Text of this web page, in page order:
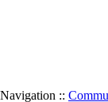
Navigation ::